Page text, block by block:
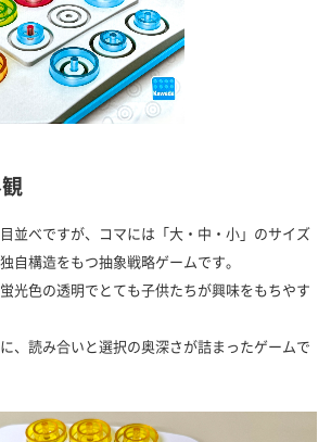
並べですが、コマには「大・中・小」のサイズ
自構造をもつ抽象戦略ゲームです。
光色の透明でとても子供たちが興味をもちやす
、読み合いと選択の奥深さが詰まったゲームで